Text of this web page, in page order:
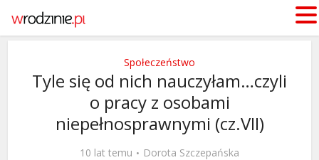
Społeczeństwo
Tyle się od nich nauczyłam…czyli
o pracy z osobami
niepełnosprawnymi (cz.VII)
10 lat temu Dorota Szczepańska